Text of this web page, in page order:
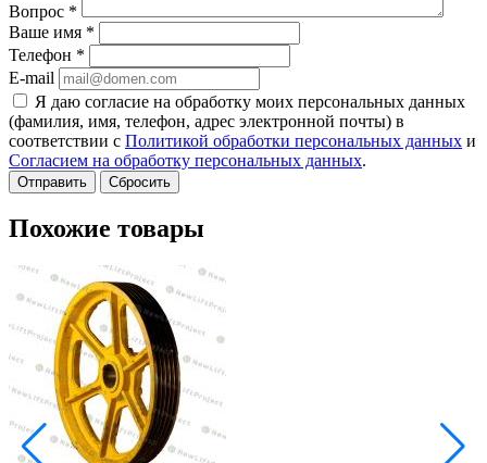
Вопрос *
Ваше имя *
Телефон *
E-mail
Я даю согласие на обработку моих персональных данных
(фамилия, имя, телефон, адрес электронной почты) в
соответствии с Политикой обработки персональных данных и
Согласием на обработку персональных данных.
Сбросить
Похожие товары